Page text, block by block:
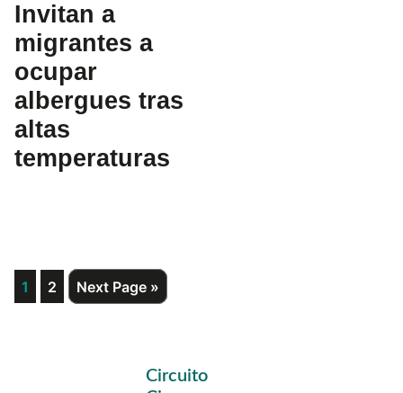
Invitan a
migrantes a
ocupar
albergues tras
altas
temperaturas
Page
1 Page
2
Go
to
Next Page »
Primary
Circuito